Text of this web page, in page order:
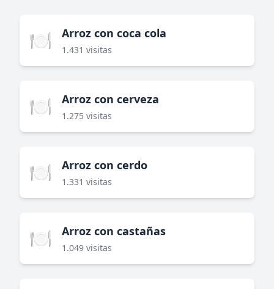
🍽️ Arroz con coca cola
1.431 visitas
🍽️ Arroz con cerveza
1.275 visitas
🍽️ Arroz con cerdo
1.331 visitas
🍽️ Arroz con castañas
1.049 visitas